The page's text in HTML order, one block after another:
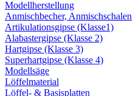
Modellherstellung
Anmischbecher, Anmischschalen
Artikulationsgipse (Klasse1)
Alabastergipse (Klasse 2)
Hartgipse (Klasse 3)
Superhartgipse (Klasse 4)
Modellsäge
Löffelmaterial
Löffel- & Basisplatten